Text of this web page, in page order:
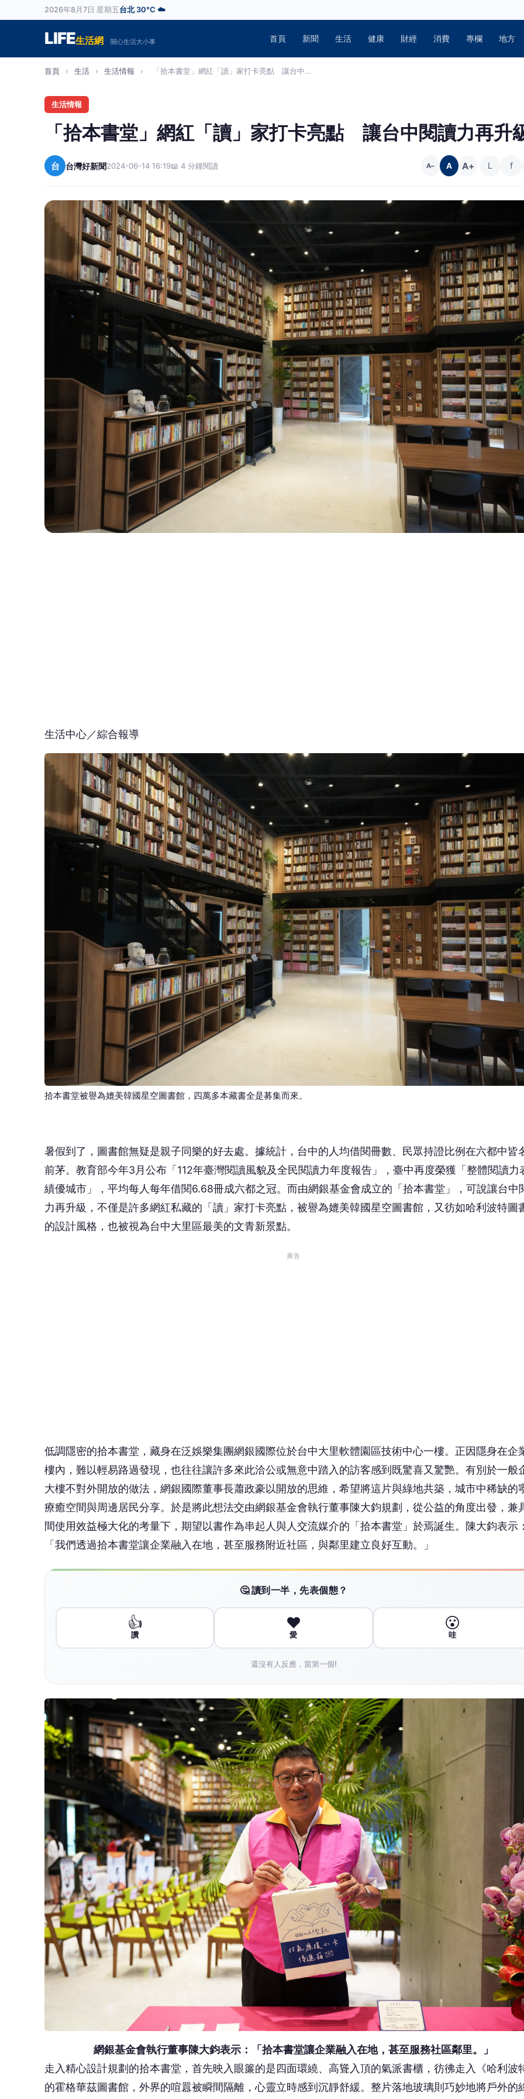
2026年8月7日 星期五台北 30°C ☁️
LIFE生活網 關心生活大小事 首頁 新聞 生活 健康 財經 消費 專欄 地方
首頁 › 生活 › 生活情報 › 「拾本書堂」網紅「讀」家打卡亮點 讓台中...
生活情報
「拾本書堂」網紅「讀」家打卡亮點 讓台中閱讀力再升
台 台灣好新聞2024-06-14 16:19📖 4 分鐘閱讀 A− A A+ L f
拾本書堂被譽為媲美韓國星空圖書館，四萬多本藏書全是募集而來。
暑假到了，圖書館無疑是親子同樂的好去處。據統計，台中的人均借閱冊數、民眾持證比例在六都中皆
前茅。教育部今年3月公布「112年臺灣閱讀風貌及全民閱讀力年度報告」，臺中再度榮獲「整體閱讀力
績優城市」，平均每人每年借閱6.68冊成六都之冠。而由網銀基金會成立的「拾本書堂」，可說讓台中
力再升級，不僅是許多網紅私藏的「讀」家打卡亮點，被譽為媲美韓國星空圖書館，又彷如哈利波特圖
的設計風格，也被視為台中大里區最美的文青新景點。
廣告
讚 愛
網銀基金會執行董事陳大鈞表示：「拾本書堂讓企業融入在地，甚至服務社區鄰里。」
走入精心設計規劃的拾本書堂，首先映入眼簾的是四面環繞、高聳入頂的氣派書櫃，彷彿走入《哈利波
的霍格華茲圖書館，外界的喧囂被瞬間隔離，心靈立時感到沉靜舒緩。整片落地玻璃則巧妙地將戶外的
借景進圖書空間，挑高的設計明亮舒適，讓人感到心曠神怡；一旁的餐飲區，不時飄出咖啡香，又引人
恍如置身文青咖啡館。利用書櫃、書梯與空廊所規劃的動線，亦有別於一般規矩排列的公共圖書館，這
空間設計相對靈活有彈性。其中錯落的漂亮植栽，更為偌大空間打造出許多有趣的角落，每個小角落都
同的特色感受，也因此吸引不少打扮入時的IG網美，來此打卡拍照。